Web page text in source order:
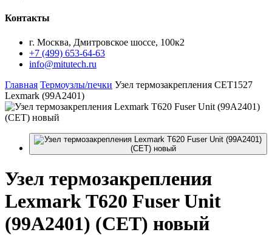
Контакты
г. Москва, Дмитровское шоссе, 100к2
+7 (499) 653-64-63
info@mitutech.ru
Главная Термоузлы/печки Узел термозакрепления CET1527
Lexmark (99A2401)
Узел термозакрепления
Lexmark T620 Fuser Unit
(99A2401) (CET) новый